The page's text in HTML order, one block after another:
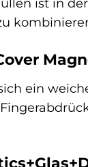
ist in
ein